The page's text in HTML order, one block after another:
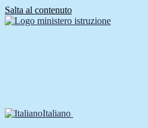
Salta al contenuto
Italiano